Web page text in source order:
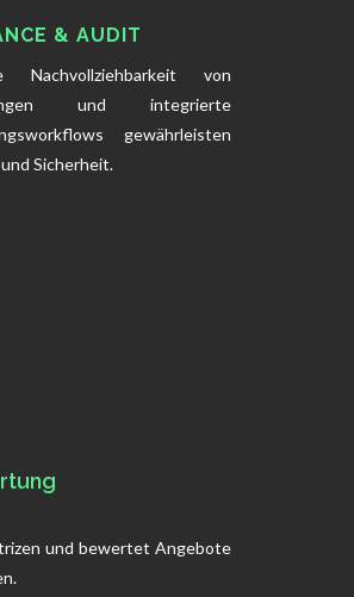
& AUDIT
Nachvollziehbarkeit von
und integrierte
gewährleisten
Sicherheit.
und bewertet Angebote